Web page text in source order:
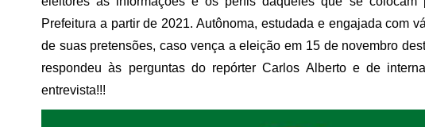
Prefeitura a partir de 2021. Autônoma, estudada e engajada com
de suas pretensões, caso vença a eleição em 15 de novembro
respondeu às perguntas do repórter Carlos Alberto e de
entrevista!!!